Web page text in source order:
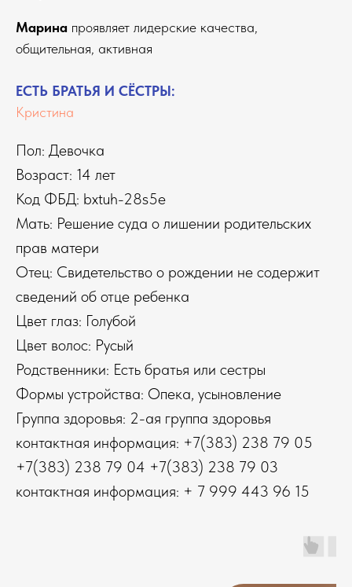
Марина проявляет лидерские качества,
общительная, активная
ЕСТЬ БРАТЬЯ И СЁСТРЫ:
Кристина
Пол: Девочка
Возраст: 14 лет
Код ФБД: bxtuh-28s5e
Мать: Решение суда о лишении родительских
прав матери
Отец: Свидетельство о рождении не содержит
сведений об отце ребенка
Цвет глаз: Голубой
Цвет волос: Русый
Родственники: Есть братья или сестры
Формы устройства: Опека, усыновление
Группа здоровья: 2-ая группа здоровья
контактная информация: +7(383) 238 79 05
+7(383) 238 79 04 +7(383) 238 79 03
контактная информация: + 7 999 443 96 15